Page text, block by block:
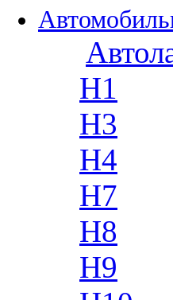
H1
H3
H4
H7
H8
H9